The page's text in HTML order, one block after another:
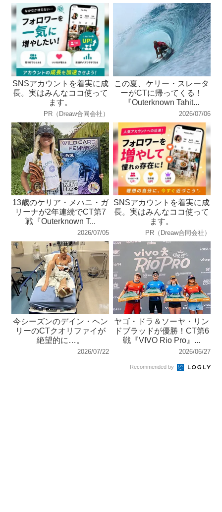
SNSアカウントを着実に成
長。実はみんなココ使って
ます。
PR（Dreaw合同会社）
この夏、ケリー・スレータ
ーがCTに帰ってくる！
『Outerknown Tahit...
2026/07/06
13歳のケリア・メハニ・ガ
リーナが2年連続でCT第7
戦『Outerknown T...
2026/07/05
SNSアカウントを着実に成
長。実はみんなココ使って
ます。
PR（Dreaw合同会社）
今シーズンのデイン・ヘン
リーのCTクオリファイが
絶望的に…。
2026/07/22
ヤゴ・ドラ＆ソーヤ・リン
ドブラッドが優勝！CT第6
戦『VIVO Rio Pro』...
2026/06/27
Recommended by